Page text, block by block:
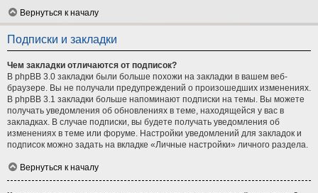
Вернуться к началу
Подписки и закладки
Чем закладки отличаются от подписок?
В phpBB 3.0 закладки были больше похожи на закладки в вашем веб-
браузере. Вы не получали предупреждений о произошедших изменениях.
В phpBB 3.1 закладки больше напоминают подписки на темы. Вы можете
получать уведомления об обновлениях в теме, находящейся у вас в
закладках. В случае подписки, вы будете получать уведомления об
изменениях в теме или форуме. Настройки уведомлений для закладок и
подписок можно задать на вкладке «Личные настройки» личного раздела.
Вернуться к началу